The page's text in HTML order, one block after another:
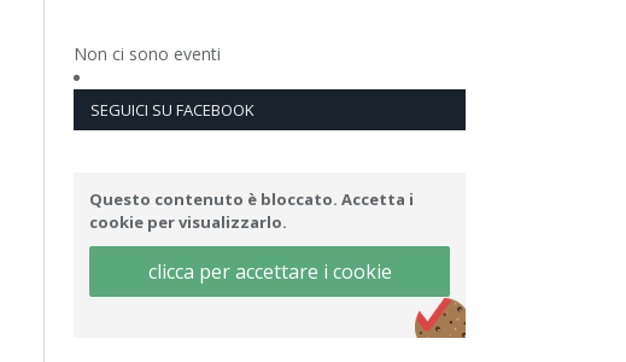
Non ci sono eventi
SEGUICI SU FACEBOOK
Questo contenuto è bloccato. Accetta i
cookie per visualizzarlo.
clicca per accettare i cookie